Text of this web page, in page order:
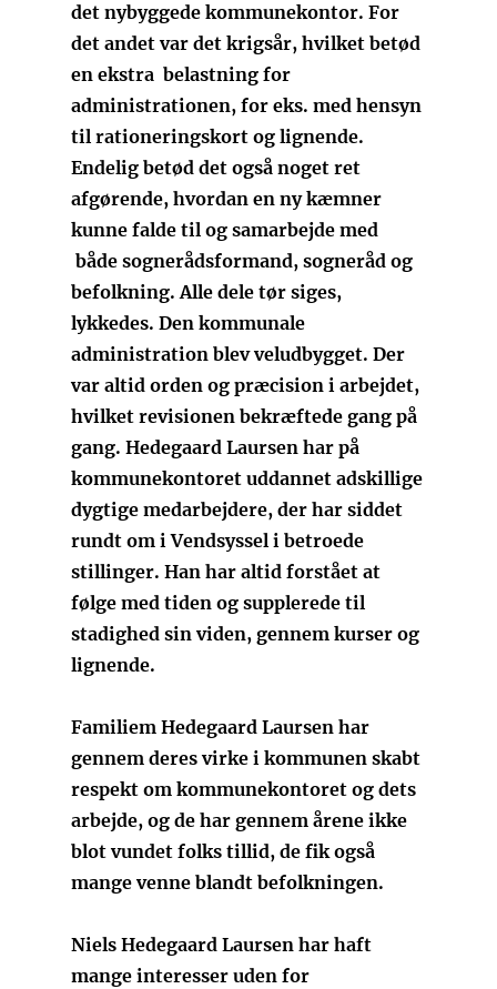
det nybyggede kommunekontor. For
det andet var det krigsår, hvilket betød
en ekstra belastning for
administrationen, for eks. med hensyn
til rationeringskort og lignende.
Endelig betød det også noget ret
afgørende, hvordan en ny kæmner
kunne falde til og samarbejde med
både sognerådsformand, sogneråd og
befolkning. Alle dele tør siges,
lykkedes. Den kommunale
administration blev veludbygget. Der
var altid orden og præcision i arbejdet,
hvilket revisionen bekræftede gang på
gang. Hedegaard Laursen har på
kommunekontoret uddannet adskillige
dygtige medarbejdere, der har siddet
rundt om i Vendsyssel i betroede
stillinger. Han har altid forstået at
følge med tiden og supplerede til
stadighed sin viden, gennem kurser og
lignende.
Familiem Hedegaard Laursen har
gennem deres virke i kommunen skabt
respekt om kommunekontoret og dets
arbejde, og de har gennem årene ikke
blot vundet folks tillid, de fik også
mange venne blandt befolkningen.
Niels Hedegaard Laursen har haft
mange interesser uden for